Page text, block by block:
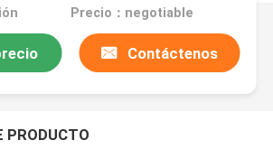
Precio：negotiable
Contáctenos
PRODUCTO